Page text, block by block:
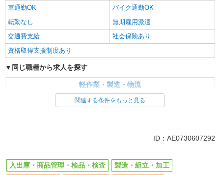
車通勤OK
バイク通勤OK
転勤なし
無期雇用派遣
交通費支給
社会保険あり
資格取得支援制度あり
同じ職種から求人を探す
軽作業・製造・物流
入出庫・商品管理・検品・検査
製造・組立・加工
関連する条件をもっと見る
ID：AE0730607292
入出庫・商品管理・検品・検査
製造・組立・加工